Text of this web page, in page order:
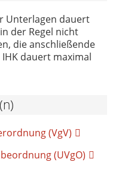
Unterlagen dauert
der Regel nicht
die anschließende
dauert maximal
(VgV)
(UVgO)